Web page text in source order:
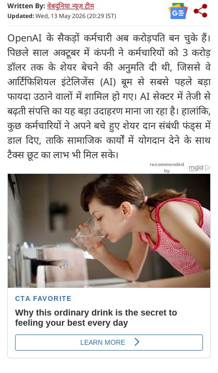
Written By: वेबदुनिया न्यूज़ टीम
Updated:Wed, 13 May 2026 (20:29 IST)
OpenAI के सैकड़ों कर्मचारी अब करोड़पति बन चुके हैं।
पिछले साल अक्टूबर में कंपनी ने कर्मचारियों को 3 करोड़
डॉलर तक के शेयर बेचने की अनुमति दी थी, जिससे वे
आर्टिफिशियल इंटेलिजेंस (AI) बूम से सबसे पहले बड़ा
फायदा उठाने वालों में शामिल हो गए। AI सेक्टर में तेजी से
बढ़ती संपत्ति का यह बड़ा उदाहरण माना जा रहा है। हालांकि,
कुछ कर्मचारियों ने अपने बचे हुए शेयर दान संबंधी फंड्स में
डाल दिए, ताकि सामाजिक कार्यों में योगदान देने के साथ
टैक्स छूट का लाभ भी मिल सके।